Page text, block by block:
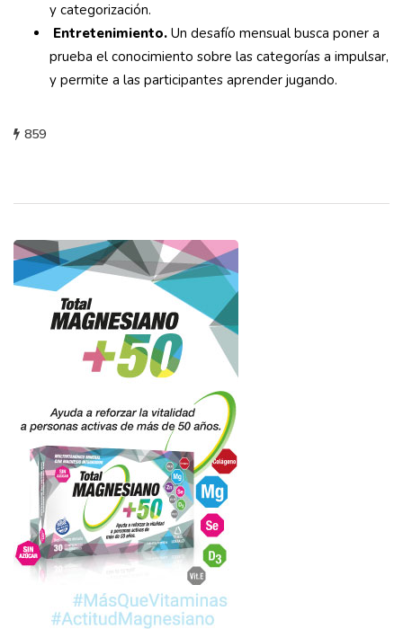
y categorización.
Entretenimiento. Un desafío mensual busca poner a
prueba el conocimiento sobre las categorías a impulsar,
y permite a las participantes aprender jugando.
859